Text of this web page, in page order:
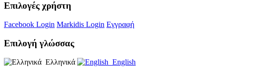
Επιλογές χρήστη
Facebook Login Markidis Login Εγγραφή
Επιλογή γλώσσας
Ελληνικά English